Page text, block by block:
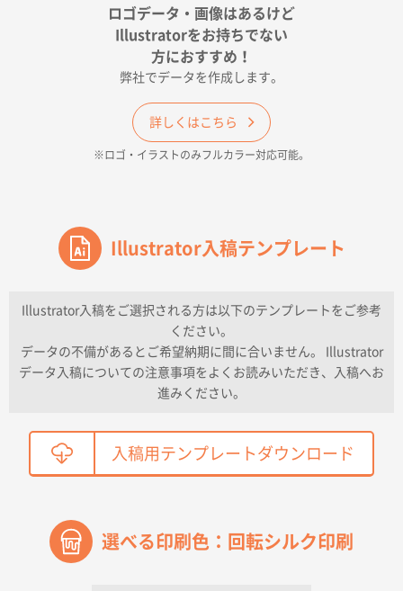
ポリ袋 手穴A4サイズ
5000枚
2026年04月17日 09:28
印刷色が豊富であったため
ECO OPPワンポイントポリ袋 A4サイズ（透明）
2026年04月16日 14:31
東京都のお客様
ワンポイントポリ袋 A4サイズ1000枚
2026年04月16日 11:41
ワンポイントポリ袋 A4サイズ300枚
2026年04月01日 16:32
こちらの需要にあったので
鳥取県T社様
【オーダー商品】特別ご注文ページ04
2150枚
青森県D社様
ロゴデータ・画像はあるけど
Illustratorをお持ちでない
方におすすめ！
弊社でデータを作成します。
詳しくはこちら
※ロゴ・イラストのみフルカラー対応可能。
Illustrator入稿テンプレート
Illustrator入稿をご選択される方は以下のテンプレートをご参考
ください。
データの不備があるとご希望納期に間に合いません。 Illustrator
データ入稿についての注意事項をよくお読みいただき、入稿へお
進みください。
入稿用テンプレートダウンロード
選べる印刷色：回転シルク印刷